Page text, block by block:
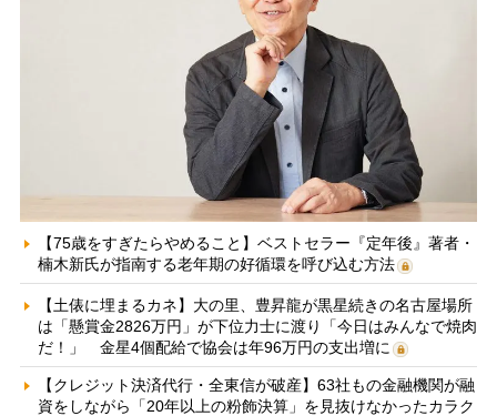
【75歳をすぎたらやめること】ベストセラー『定年後』著者・
楠木新氏が指南する老年期の好循環を呼び込む方法
【土俵に埋まるカネ】大の里、豊昇龍が黒星続きの名古屋場所
は「懸賞金2826万円」が下位力士に渡り「今日はみんなで焼肉
だ！」 金星4個配給で協会は年96万円の支出増に
【クレジット決済代行・全東信が破産】63社もの金融機関が融
資をしながら「20年以上の粉飾決算」を見抜けなかったカラク